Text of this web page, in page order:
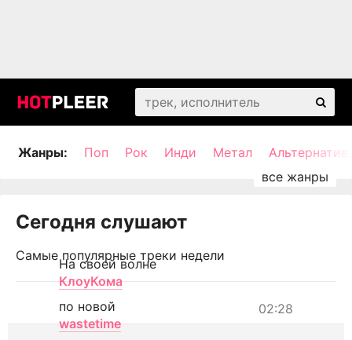
Жанры: Поп Рок Инди Метал
Сегодня слушают
Самые популярные треки недели
На своей волне
КлоуКома
02:28
по новой
wastetime